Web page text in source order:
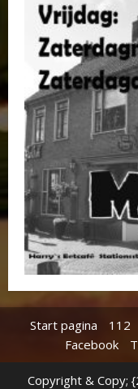
Start pagina 112
Facebook
Copyright & Copy;